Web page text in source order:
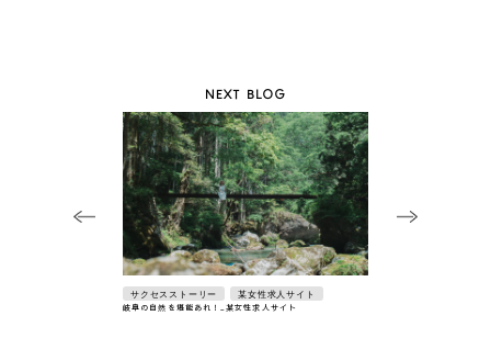
NEXT BLOG
サクセスストーリー
某女性求人サイト
岐阜の自然を堪能あれ！_某女性求人サイト